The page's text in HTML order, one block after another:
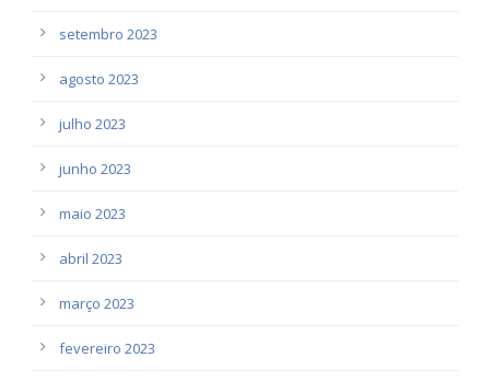
setembro 2023
agosto 2023
julho 2023
junho 2023
maio 2023
abril 2023
março 2023
fevereiro 2023